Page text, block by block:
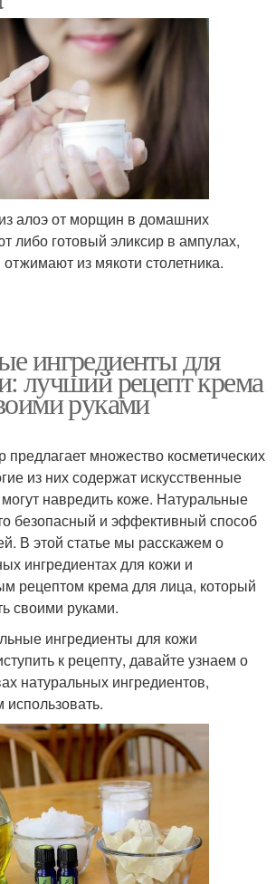
алоэ от морщин в домашних
либо готовый эликсир в ампулах,
из мякоти столетника.
ингредиенты для
лучший рецепт крема
руками
множество косметических
из них содержат искусственные
навредить коже. Натуральные
безопасный и эффективный способ
В этой статье мы расскажем о
ингредиентах для кожи и
рецептом крема для лица, который
своими руками.
ингредиенты для кожи
к рецепту, давайте узнаем о
натуральных ингредиентов,